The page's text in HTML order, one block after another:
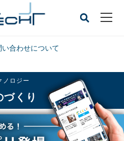
合わせについて
ノロジー
づくり
り